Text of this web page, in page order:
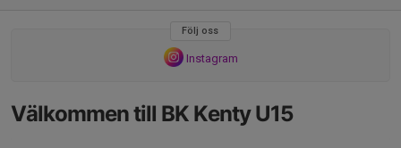
Följ oss
Instagram
Välkommen till BK Kenty U15